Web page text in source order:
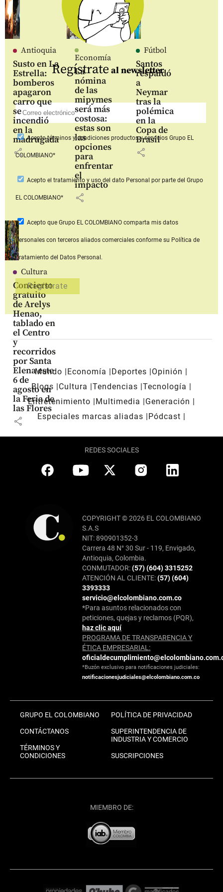
Antioquia
Susto en La
Estrella:
bomberos
apagaron
carro que
se
incendió
en la
madrugada
share
Economía
La
nómina
de las
mipymes
será más
costosa:
estas son
las
opciones
para
enfrentar
el
impacto
share
Fútbol
Santos
respaldó
a
Neymar
tras la
polémica
en la
Copa de
Brasil
share
Cultura
Concierto
gratuito
de Arelys
Henao,
tablado en
el Centro
y
recorridos
por Santa
Elena este
6 de
agosto en
la Feria de
las Flores
share
Regístrate al newsletter
Aceptotérminos y condiciones productos y serviciosGrupo EL
COLOMBIANO*
Acepto el tratamiento y uso del dato Personal por parte del Grupo
EL COLOMBIANO*
Acepto que Grupo EL COLOMBIANOcomparta mis datos
personales con terceros aliados comerciales conforme su Política de
Tratamiento del Datos Personal.
Mundo Economía Deportes
Opinión
Blogs
Cultura Tendencias Tecnología
Entretenimiento
Multimedia
Generación
Especiales marcas aliadas
Pódcast
REDES SOCIALES
COPYRIGHT © 2026 EL COLOMBIANO
S.A.S
NIT: 890901352-3
Carrera 48 N° 30 Sur - 119, Envigado,
Antioquia, Colombia.
CONMUTADOR:(57) (604) 3315252
ATENCIÓN AL CLIENTE:(57) (604)
3393333
servicio@elcolombiano.com.co
*Para asuntos relacionados con
peticiones, quejas y reclamos (PQR),
haz clic aquí
PROGRAMA DE TRANSPARENCIA Y
ÉTICA EMPRESARIAL:
*Buzón exclusivo para notificaciones judiciales:
notificacionesjudiciales@elcolombiano.com.co
GRUPO EL COLOMBIANO
CONTÁCTANOS
TÉRMINOS Y
CONDICIONES
POLÍTICA DE PRIVACIDAD
SUPERINTENDENCIA DE
INDUSTRIA Y COMERCIO
SUSCRIPCIONES
MIEMBRO DE: